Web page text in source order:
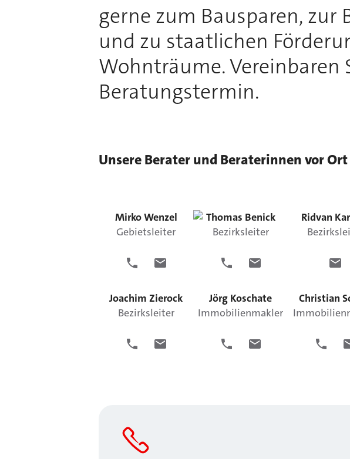
gerne zum Bausparen,
und zu staatlichen
Wohnträume. Vereinbaren
Beratungstermin.
Unsere Berater und Beraterinnen vor Ort
MirkoWenzel
Gebietsleiter
Thomas Benick
Bezirksleiter
Ridvan
Joachim Zierock
Bezirksleiter
Jörg Koschate
Immobilienmakler
Christian